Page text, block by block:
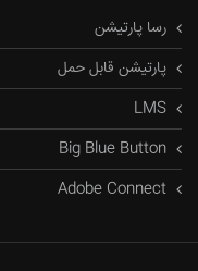
رسا پارتیشن
پارتیشن قابل حمل
LMS
Big Blue Button
Adobe Connect